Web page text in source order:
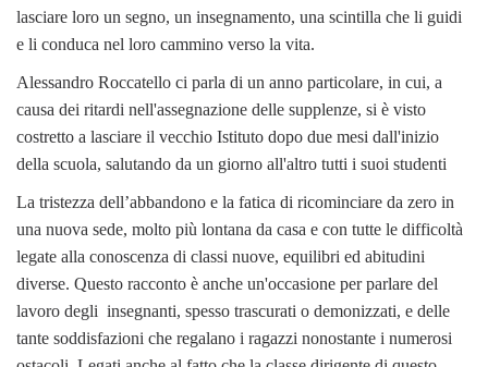
lasciare loro un segno, un insegnamento, una scintilla che li guidi
e li conduca nel loro cammino verso la vita.
Alessandro Roccatello ci parla di un anno particolare, in cui, a
causa dei ritardi nell'assegnazione delle supplenze, si è visto
costretto a lasciare il vecchio Istituto dopo due mesi dall'inizio
della scuola, salutando da un giorno all'altro tutti i suoi studenti
La tristezza dell’abbandono e la fatica di ricominciare da zero in
una nuova sede, molto più lontana da casa e con tutte le difficoltà
legate alla conoscenza di classi nuove, equilibri ed abitudini
diverse. Questo racconto è anche un'occasione per parlare del
lavoro degli insegnanti, spesso trascurati o demonizzati, e delle
tante soddisfazioni che regalano i ragazzi nonostante i numerosi